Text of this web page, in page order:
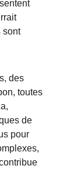
sont
des
toutes
de
pour